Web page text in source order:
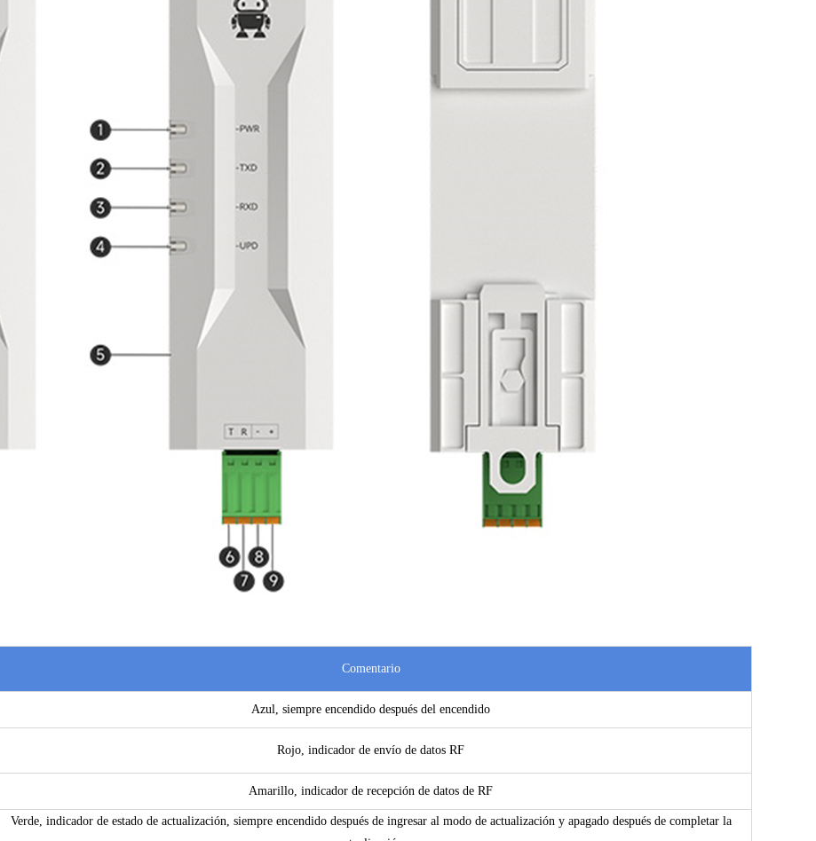
Comentario
Azul, siempre encendido después del encendido
Rojo, indicador de envío de datos RF
Amarillo, indicador de recepción de datos de RF
Verde, indicador de estado de actualización, siempre encendido después de ingresar al modo de actualización y apagado después de completar la